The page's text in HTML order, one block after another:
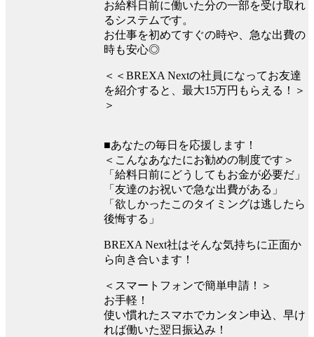
お給料日前に働いた分の一部を受け取れ
るシステムです。
お仕事を初めてすぐの時や、急な出費の
時も安心◎
＜＜BREXA Nextの社員になってお友達
を紹介すると、最大15万円もらえる！＞
＞
■あなたの毎日を応援します！
＜こんなあなたにお勧めの制度です＞
「給料日前にどうしてもお金が必要だ」
「友達のお祝いで急な出費がある」
「欲しかったこのタイミングは逃したら
後悔する」
BREXA Next社はそんな気持ちに正面か
ら向き合います！
＜スマートフォンで簡単申請！＞
お手軽！
使い慣れたスマホでカンタン申込、早け
れば働いた翌日振込み！